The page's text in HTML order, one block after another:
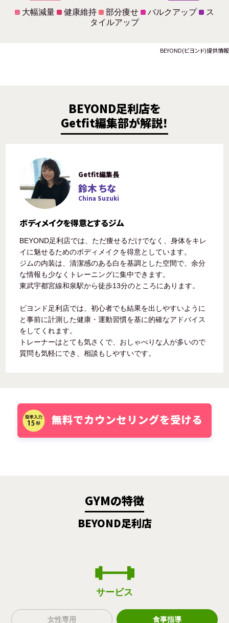
大幅減量 健康維持 部分痩せ バルクアップ
ス
タイルアップ
BEYOND(ビヨンド)提供情報
BEYOND足利店を
Getfit編集部が解説！
Getfit編集長
鈴木 ちな
China Suzuki
ボディメイクを得意とするジム
BEYOND足利店では、ただ痩せるだけでなく、身体をキレ
イに魅せるためのボディメイクを得意としています。
ジムの内装は、清潔感のある白を基調とした空間で、余分
な情報も少なくトレーニングに集中できます。
東武宇都宮線和泉駅から徒歩13分のところにあります。
ビヨンド足利店では、初心者でも結果を出しやすいように
と事前に計測した健康・運動習慣を基に的確なアドバイス
をしてくれます。
トレーナーはとても気さくで、おしゃべりな人が多いので
質問も気軽にでき、相談もしやすいです。
GYMの特徴
BEYOND足利店
サービス
女性専用 食事指導